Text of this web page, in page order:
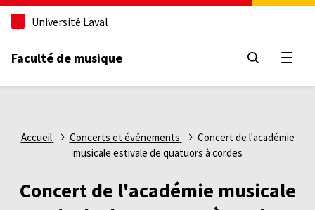
Aller
principal
Université Laval
Faculté de musique
Fil
d'Ariane
Accueil Concerts et événements
Concert de l'académie
musicale estivale de quatuors à cordes
Concert de l'académie musicale